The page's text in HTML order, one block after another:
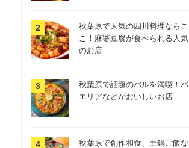
秋葉原で人気の四川料理ならこ
こ！麻婆豆腐が食べられる人気
のお店
秋葉原で話題のバルを満喫！パ
エリアなどがおいしいお店
秋葉原で創作和食、土鍋ご飯な